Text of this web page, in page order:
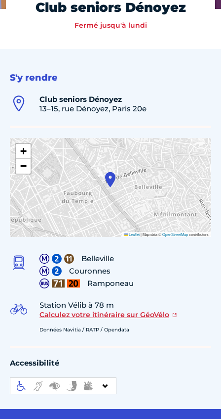
Club seniors Dénoyez
Fermé jusqu'à lundi
S'y rendre
Club seniors Dénoyez
13–15, rue Dénoyez, Paris 20e
+
−
Leaflet|Map data ©OpenStreetMapcontributors
Belleville
Couronnes
Ramponeau
Station Vélib à 78 m
Calculez votre itinéraire sur GéoVélo
Données Navitia / RATP / Opendata
Accessibilité